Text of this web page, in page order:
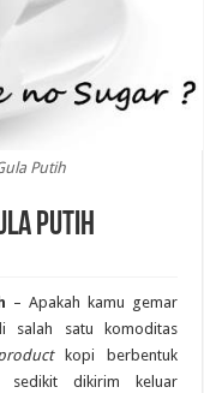
Putih
Putih
– Apakah kamu gemar
salah satu komoditas
kopi berbentuk
sedikitdikirim
keluar